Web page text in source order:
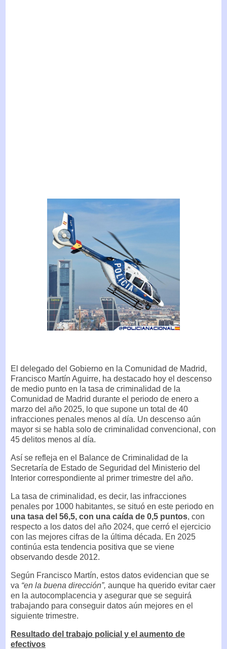
El delegado del Gobierno en la Comunidad de Madrid,
Francisco Martín Aguirre, ha destacado hoy el descenso
de medio punto en la tasa de criminalidad de la
Comunidad de Madrid durante el periodo de enero a
marzo del año 2025, lo que supone un total de 40
infracciones penales menos al día. Un descenso aún
mayor si se habla solo de criminalidad convencional, con
45 delitos menos al día.
Así se refleja en el Balance de Criminalidad de la
Secretaría de Estado de Seguridad del Ministerio del
Interior correspondiente al primer trimestre del año.
La tasa de criminalidad, es decir, las infracciones
penales por 1000 habitantes, se situó en este periodo en
una tasa del 56,5, con una caída de 0,5 puntos, con
respecto a los datos del año 2024, que cerró el ejercicio
con las mejores cifras de la última década. En 2025
continúa esta tendencia positiva que se viene
observando desde 2012.
Según Francisco Martín, estos datos evidencian que se
va “en la buena dirección”, aunque ha querido evitar caer
en la autocomplacencia y asegurar que se seguirá
trabajando para conseguir datos aún mejores en el
siguiente trimestre.
Resultado del trabajo policial y el aumento de
efectivos